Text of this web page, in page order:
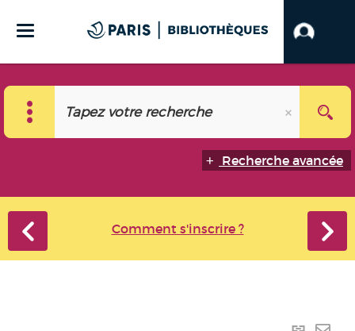
Recherche avancée
Comment s'inscrire ?
Lien